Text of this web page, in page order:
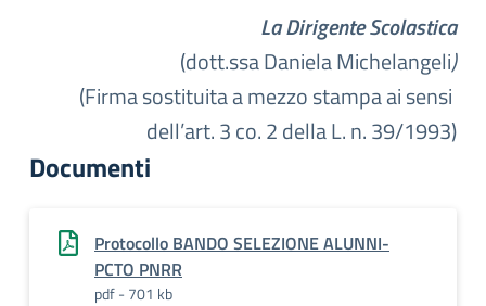
La Dirigente Scolastica
(dott.ssa Daniela Michelangeli)
(Firma sostituita a mezzo stampa ai sensi
dell’art. 3 co. 2 della L. n. 39/1993)
Documenti
Protocollo BANDO SELEZIONE ALUNNI-
PCTO PNRR
pdf - 701 kb